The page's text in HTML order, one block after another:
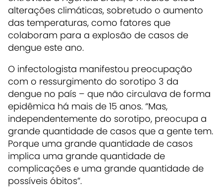
alterações climáticas, sobretudo o aumento
das temperaturas, como fatores que
colaboram para a explosão de casos de
dengue este ano.
O infectologista manifestou preocupação
com o ressurgimento do sorotipo 3 da
dengue no país – que não circulava de forma
epidêmica há mais de 15 anos. “Mas,
independentemente do sorotipo, preocupa a
grande quantidade de casos que a gente tem.
Porque uma grande quantidade de casos
implica uma grande quantidade de
complicações e uma grande quantidade de
possíveis óbitos”.